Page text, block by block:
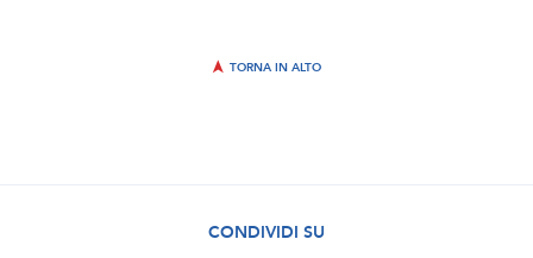
TORNA IN ALTO
CONDIVIDI SU